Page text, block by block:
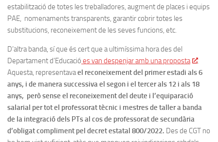
estabilització de totes les treballadores, augment de places i equips
PAE, nomenaments transparents, garantir cobrir totes les
substitucions, reconeixement de les seves funcions, etc.
D’altra banda, sí que és cert que a ultimíssima hora des del
Departament d’Educació es van despenjar amb una proposta
.
Aquesta, representavael reconeixement del primer estadi als 6
anys, i de manera successiva el segon i el tercer als 12 i als 18
anys, però sense el reconeixement del deute i l’equiparació
salarial per tot el professorat tècnic i mestres de taller a banda
de la integració dels PTs al cos de professorat de secundària
d’obligat compliment pel decret estatal 800/2022. Des de CGT no